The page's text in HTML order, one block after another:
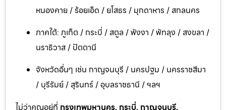
หนองคาย / ร้อยเอ็ด / ยโสธร / มุกดาหาร / สกลนคร
ภาคใต้: ภูเก็ต / กระบี่ / สตูล / พังงา / พัทลุง / สงขลา /
นราธิวาส / ปัตตานี
จังหวัดอื่นๆ เช่น กาญจนบุรี / นครปฐม / นครราชสีมา
/ บุรีรัมย์ / สุรินทร์ / อุบลราชธานี / ฯลฯ
ไม่ว่าคุณอยู่ที่ กรุงเทพมหานคร, กระบี่, กาญจนบุรี,